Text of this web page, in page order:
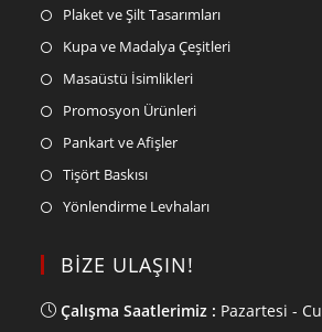
Plaket ve Şilt Tasarımları
Kupa ve Madalya Çeşitleri
Masaüstü İsimlikleri
Promosyon Ürünleri
Pankart ve Afişler
Tişört Baskısı
Yönlendirme Levhaları
BİZE ULAŞIN!
Çalışma Saatlerimiz : Pazartesi -